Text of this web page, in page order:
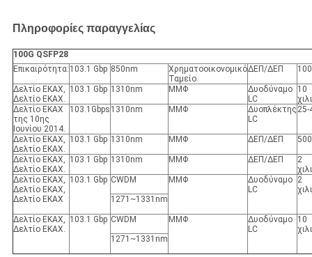
Πληροφορίες παραγγελίας
100G QSFP28
Επικαιρότητα: 103.1 Gbp 850nm
Χρηματοοικονομικό
Ταμείο
ΔΕΠ/ΔΕΠ
Δελτίο ΕΚΑΧ,
Δελτίο ΕΚΑΧ.
103.1 Gbp 1310nm ΜΜΦ
Δυοδύναμο
LC
10
Δελτίο ΕΚΑΧ
της 10ης
Ιουνίου 2014.
103.1Gbps 1310nm ΜΜΦ
Δυοπλέκτης
LC
25-
Δελτίο ΕΚΑΧ,
Δελτίο ΕΚΑΧ.
103.1 Gbp 1310nm ΜΜΦ ΔΕΠ/ΔΕΠ
Δελτίο ΕΚΑΧ,
Δελτίο ΕΚΑΧ.
103.1 Gbp 1310nm ΜΜΦ ΔΕΠ/ΔΕΠ
2
Δελτίο ΕΚΑΧ,
Δελτίο ΕΚΑΧ,
Δελτίο ΕΚΑΧ
103.1 Gbp CWDM ΜΜΦ
Δυοδύναμο
LC
2
1271~1331nm
Δελτίο ΕΚΑΧ,
Δελτίο ΕΚΑΧ.
103.1 Gbp CWDM ΜΜΦ
Δυοδύναμο
LC
10
1271~1331nm